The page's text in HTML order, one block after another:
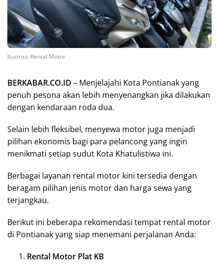
Ilustrasi Rental Motor
BERKABAR.CO.ID – Menjelajahi Kota Pontianak yang
penuh pesona akan lebih menyenangkan jika dilakukan
dengan kendaraan roda dua.
Selain lebih fleksibel, menyewa motor juga menjadi
pilihan ekonomis bagi para pelancong yang ingin
menikmati setiap sudut Kota Khatulistiwa ini.
Berbagai layanan rental motor kini tersedia dengan
beragam pilihan jenis motor dan harga sewa yang
terjangkau.
Berikut ini beberapa rekomendasi tempat rental motor
di Pontianak yang siap menemani perjalanan Anda:
Rental Motor Plat KB